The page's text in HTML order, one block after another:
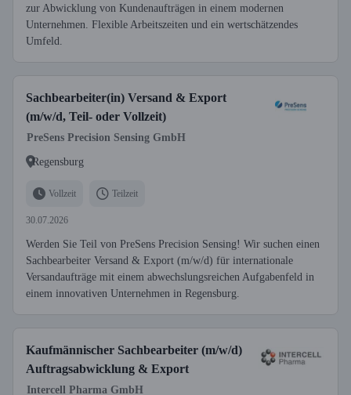
zur Abwicklung von Kundenaufträgen in einem modernen
Unternehmen. Flexible Arbeitszeiten und ein wertschätzendes
Umfeld.
Sachbearbeiter(in) Versand & Export
(m/w/d, Teil- oder Vollzeit)
PreSens Precision Sensing GmbH
Regensburg
Vollzeit Teilzeit
30.07.2026
Werden Sie Teil von PreSens Precision Sensing! Wir suchen einen
Sachbearbeiter Versand & Export (m/w/d) für internationale
Versandaufträge mit einem abwechslungsreichen Aufgabenfeld in
einem innovativen Unternehmen in Regensburg.
Kaufmännischer Sachbearbeiter (m/w/d)
Auftragsabwicklung & Export
Intercell Pharma GmbH